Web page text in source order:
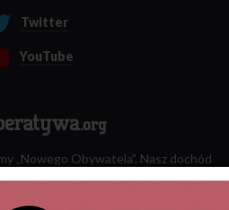
Twitter
YouTube
„Nowego Obywatela”. Nasz dochód